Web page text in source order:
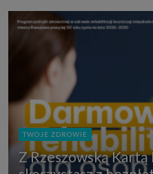
TWOJE ZDROWIE
Z Rzeszowską Kartą